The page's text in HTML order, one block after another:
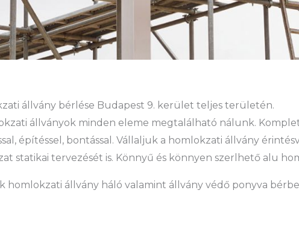
állvány bérlése Budapest 9. kerület teljes területén.
állványok minden eleme megtalálható nálunk.
építéssel, bontással. Vállaljuk a homlokzati állvány
statikai tervezését is. Könnyű és könnyen szerlhető alu
homlokzati állvány háló valamint állvány védő ponyva